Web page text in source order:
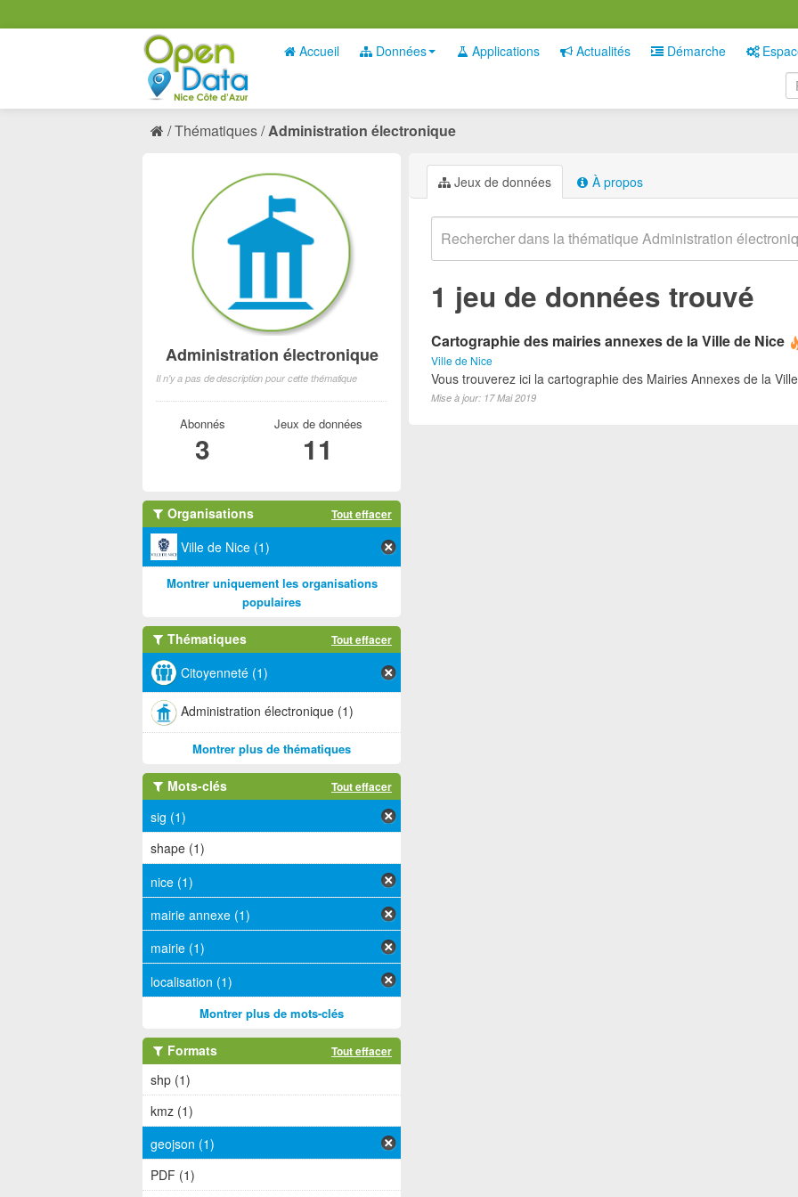
Accueil Données Applications Actualités Démarche
Thématiques Administration électronique
Jeux de données À propos
1 jeu de données trouvé
Cartographie des mairies annexes de la Ville de Nice
Ville de Nice
Vous trouverez ici la cartographie des Mairies Annexes de la
Mise à jour: 17 Mai 2019
Administration électronique
Il n'y a pas de description pour cette thématique
Abonnés
3
Jeux de données
11
Organisations Tout effacer
Ville de Nice (1)
Montrer uniquement les organisations
populaires
Thématiques Tout effacer
Citoyenneté (1)
Administration électronique (1)
Montrer plus de thématiques
Mots-clés Tout effacer
sig (1)
shape (1)
nice (1)
mairie annexe (1)
mairie (1)
localisation (1)
Montrer plus de mots-clés
Formats Tout effacer
shp (1)
kmz (1)
geojson (1)
PDF (1)